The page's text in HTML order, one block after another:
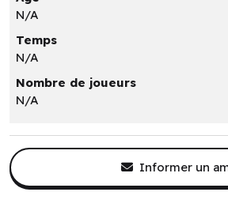
N/A
Temps
N/A
Nombre de joueurs
N/A
Informer un